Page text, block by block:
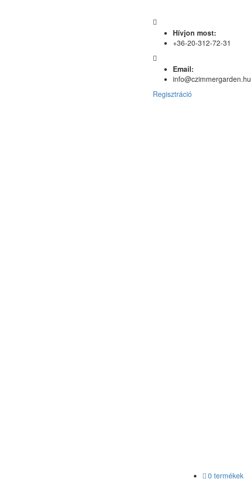
Hívjon most:
+36-20-312-72-31
Email:
info@czimmergarden.hu
Regisztráció
0 termékek